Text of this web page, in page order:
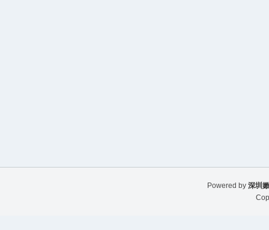
Powered by 深圳